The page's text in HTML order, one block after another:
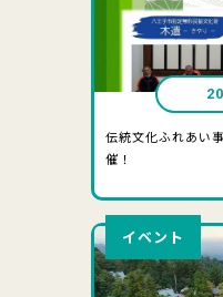
伝統文化ふれあい
催！
イベント